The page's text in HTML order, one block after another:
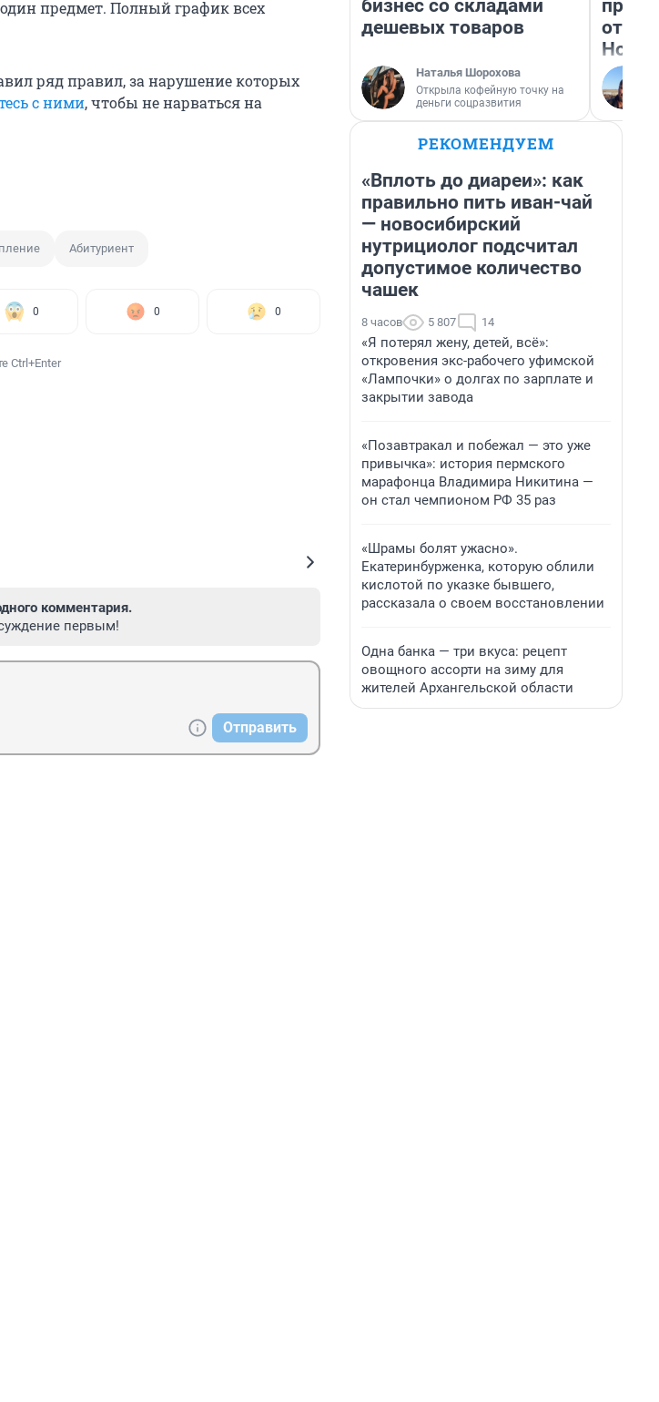
предмет. Полный график всех
ряд правил, за нарушение которых
с ними, чтобы не нарваться на
Абитуриент
0 0 0
Ctrl+Enter
комментария.
первым!
Отправить
бизнес со складами
дешевых товаров
Наталья Шорохова
Открыла кофейную точку на
деньги соцразвития
РЕКОМЕНДУЕМ
«Вплоть до диареи»: как
правильно пить иван-чай
— новосибирский
нутрициолог подсчитал
допустимое количество
чашек
8 часов 5 807 14
«Я потерял жену, детей, всё»:
откровения экс-рабочего уфимской
«Лампочки» о долгах по зарплате и
закрытии завода
«Позавтракал и побежал — это уже
привычка»: история пермского
марафонца Владимира Никитина —
он стал чемпионом РФ 35 раз
«Шрамы болят ужасно».
Екатеринбурженка, которую облили
кислотой по указке бывшего,
рассказала о своем восстановлении
Одна банка — три вкуса: рецепт
овощного ассорти на зиму для
жителей Архангельской области